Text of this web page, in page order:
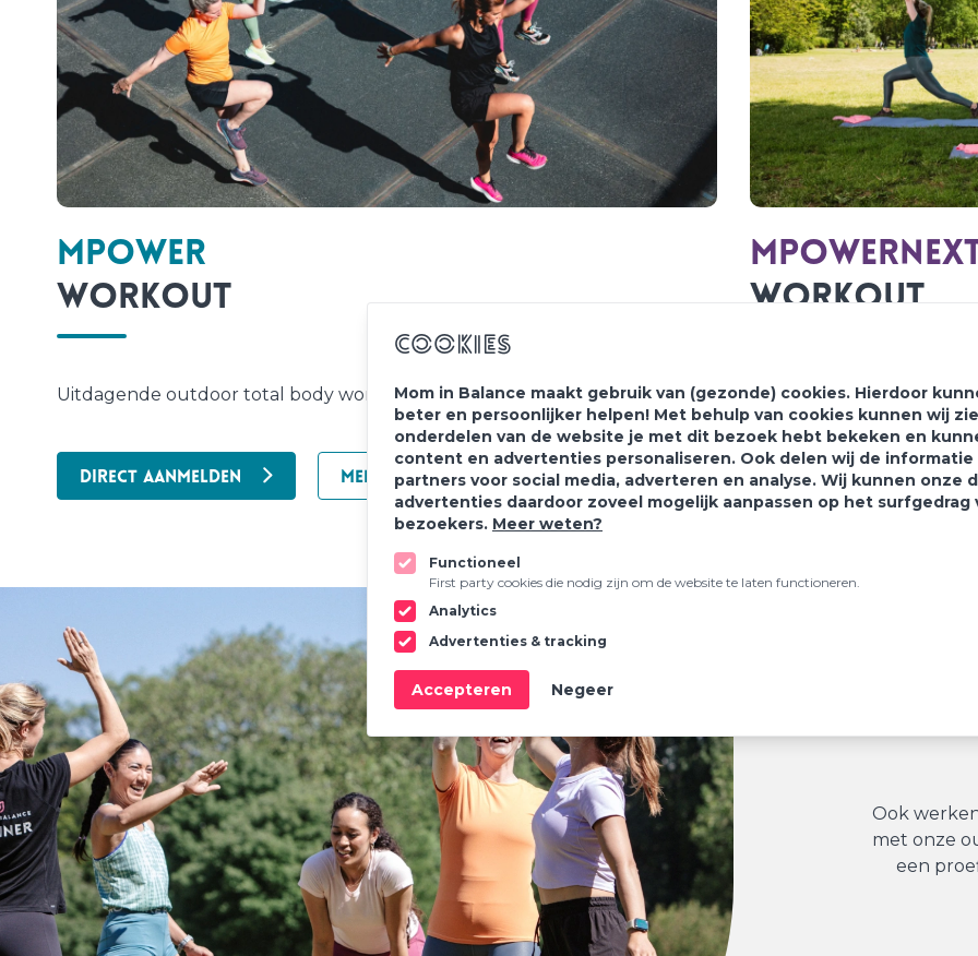
Cookies
Mom in Balance maakt gebruik van (gezonde) cookies. Hierdoor
beter en persoonlijker helpen! Met behulp van cookies kunnen wij
onderdelen van de website je met dit bezoek hebt bekeken en
content en advertenties personaliseren. Ook delen wij de
partners voor social media, adverteren en analyse. Wij kunnen onze
advertenties daardoor zoveel mogelijk aanpassen op het surfgedrag
bezoekers. Meer weten?
Functioneel
First party cookies die nodig zijn om de website te laten functioneren.
Analytics
Advertenties & tracking
Accepteren Negeer
Mpower
Workout
Uitdagende outdoor total body workout voor vrouwen.
DIRECT AANMELDEN MEER INFORMATIE
Workout
Outdoor total body
DIRECT AANMELDEN
Ook
met onze
een